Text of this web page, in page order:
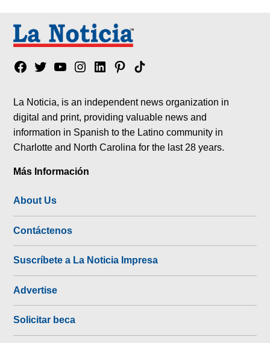
Facebook
TwitterYouTubeInstagram
LinkedinPinterest
Tik
La Noticia, is an independent news organization in
digital and print, providing valuable news and
information in Spanish to the Latino community in
Charlotte and North Carolina for the last 28 years.
Más Información
About Us
Contáctenos
Suscríbete a La Noticia Impresa
Advertise
Solicitar beca